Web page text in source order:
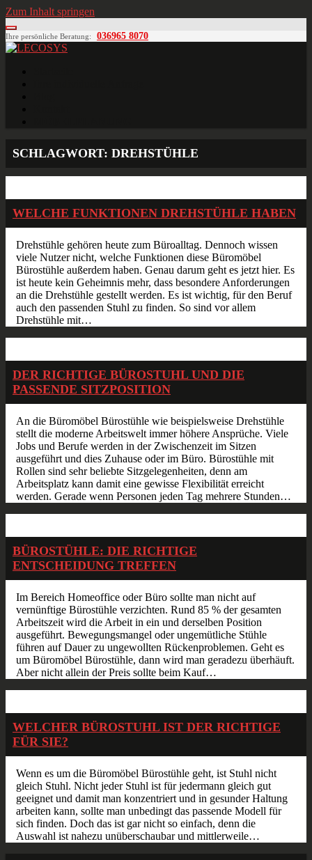
Zum Inhalt springen
Ihre persönliche Beratung: 036965 8070
SCHLAGWORT: DREHSTÜHLE
WELCHE FUNKTIONEN DREHSTÜHLE HABEN
Drehstühle gehören heute zum Büroalltag. Dennoch wissen
viele Nutzer nicht, welche Funktionen diese Büromöbel
Bürostühle außerdem haben. Genau darum geht es jetzt hier. Es
ist heute kein Geheimnis mehr, dass besondere Anforderungen
an die Drehstühle gestellt werden. Es ist wichtig, für den Beruf
auch den passenden Stuhl zu finden. So sind vor allem
Drehstühle mit…
DER RICHTIGE BÜROSTUHL UND DIE
PASSENDE SITZPOSITION
An die Büromöbel Bürostühle wie beispielsweise Drehstühle
stellt die moderne Arbeitswelt immer höhere Ansprüche. Viele
Jobs und Berufe werden in der Zwischenzeit im Sitzen
ausgeführt und dies Zuhause oder im Büro. Bürostühle mit
Rollen sind sehr beliebte Sitzgelegenheiten, denn am
Arbeitsplatz kann damit eine gewisse Flexibilität erreicht
werden. Gerade wenn Personen jeden Tag mehrere Stunden…
BÜROSTÜHLE: DIE RICHTIGE
ENTSCHEIDUNG TREFFEN
Im Bereich Homeoffice oder Büro sollte man nicht auf
vernünftige Bürostühle verzichten. Rund 85 % der gesamten
Arbeitszeit wird die Arbeit in ein und derselben Position
ausgeführt. Bewegungsmangel oder ungemütliche Stühle
führen auf Dauer zu ungewollten Rückenproblemen. Geht es
um Büromöbel Bürostühle, dann wird man geradezu überhäuft.
Aber nicht allein der Preis sollte beim Kauf…
WELCHER BÜROSTUHL IST DER RICHTIGE
FÜR SIE?
Wenn es um die Büromöbel Bürostühle geht, ist Stuhl nicht
gleich Stuhl. Nicht jeder Stuhl ist für jedermann gleich gut
geeignet und damit man konzentriert und in gesunder Haltung
arbeiten kann, sollte man unbedingt das passende Modell für
sich finden. Doch das ist gar nicht so einfach, denn die
Auswahl ist nahezu unüberschaubar und mittlerweile…